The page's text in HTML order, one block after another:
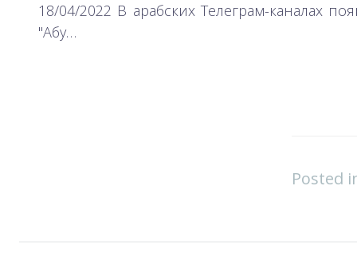
18/04/2022 В арабских Телеграм-каналах
"Абу…
Posted